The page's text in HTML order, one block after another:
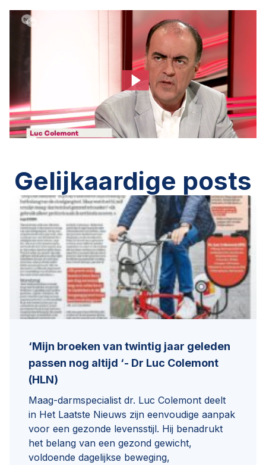
Gelijkaardige posts
‘Mijn broeken van twintig jaar geleden
passen nog altijd ‘- Dr Luc Colemont
(HLN)
Maag-darmspecialist dr. Luc Colemont deelt
in Het Laatste Nieuws zijn eenvoudige aanpak
voor een gezonde levensstijl. Hij benadrukt
het belang van een gezond gewicht,
voldoende dagelijkse beweging,